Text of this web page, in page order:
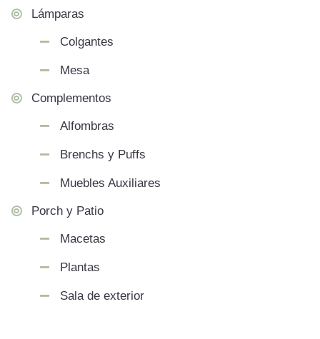
Lámparas
Colgantes
Mesa
Complementos
Alfombras
Brenchs y Puffs
Muebles Auxiliares
Porch y Patio
Macetas
Plantas
Sala de exterior